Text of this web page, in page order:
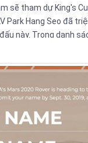
sẽ tham dự King's
Park Hang Seo đã
này. Trong danh
Tuấn Anh, Văn